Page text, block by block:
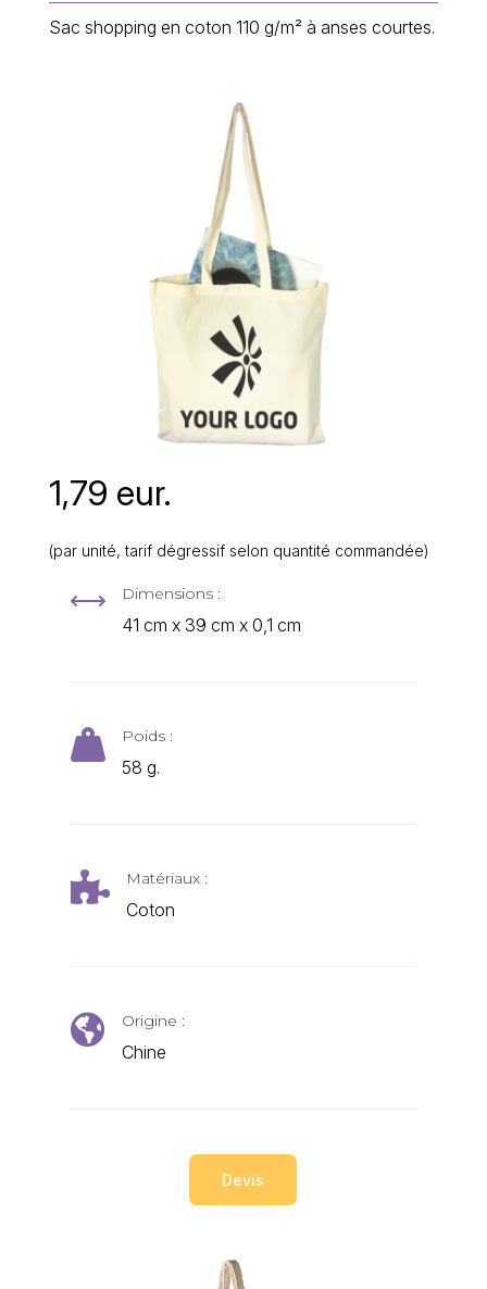
1,79 eur.
(par unité, tarif dégressif selon quantité commandée)
Sac shopping en coton 110 g/m² à anses courtes.
, Dimensions :
41 cm x 39 cm x 0,1 cm
 Poids :
58 g.
 Matériaux :
Coton
 Origine :
Chine
Devis